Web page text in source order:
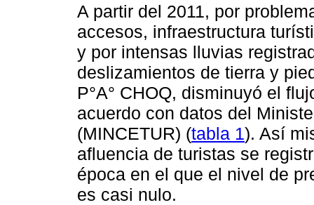
A partir del 2011, por
accesos, infraestructura
y por intensas lluvias
deslizamientos de tierra y
P°A° CHOQ, disminuyó el
acuerdo con datos del
(MINCETUR) (tabla 1). Así
afluencia de turistas se
época en el que el nivel de
es casi nulo.